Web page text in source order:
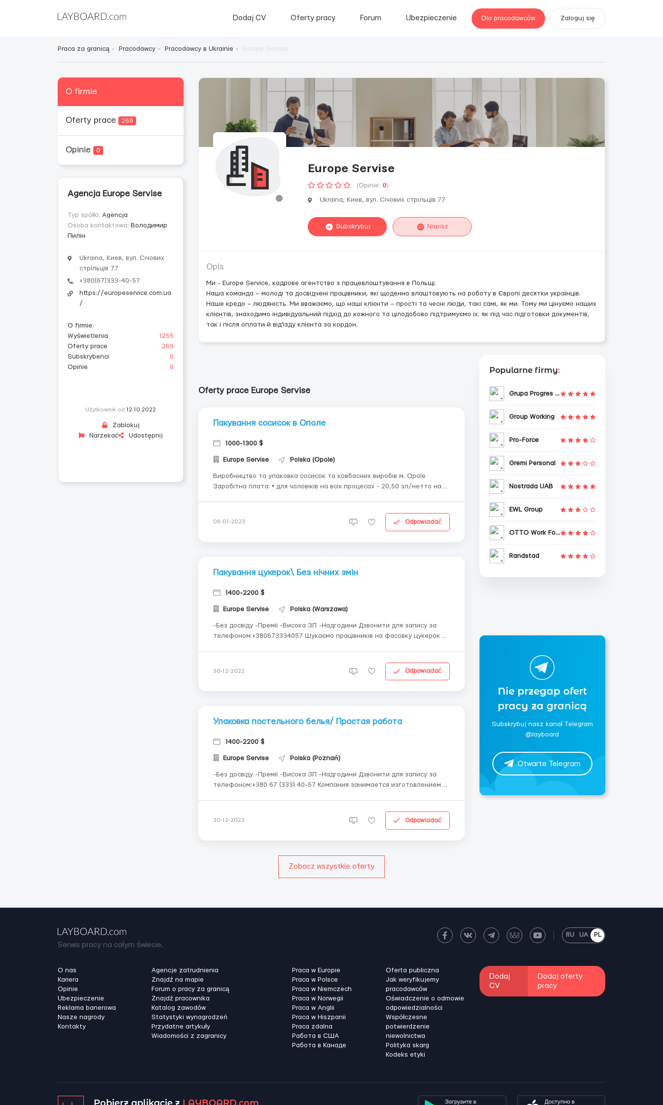
Dodaj CV Oferty pracy Forum Ubezpieczenie Dla pracodawców Zaloguj się
Praca za granicą Pracodawcy Pracodawcy в Ukrainie
O firmie
Oferty prace 269
Opinie 0
Agencja Europe Servise
Typ spółki: Agencja
Osoba kontaktowa: Володимир
Пилін
Ukraina, Киев, вул. Січових
стрільців 77
+380(67)333-40-57
https://europeservice.com.ua
/
O firmie:
Wyświetlenia
1255
Oferty prace
269
Subskrybenci
0
Opinie
0
Użytkownik od 12.10.2022
Zablokuj
Narzekać
Udostępnij
Europe Servise
(Opinie: 0)
Ukraina, Киев, вул. Січових стрільців 77
Subskrybuj Napisz
Opis
Ми - Europe Service, кадрове агентство з працевлаштування в Польщі.
Наша команда – молоді та досвідчені працівники, які щоденно влаштовують на роботу в Європі десятки українців.
Наше кредо – людяність. Ми вважаємо, що наші клієнти – прості та чесні люди, такі самі, як ми. Тому ми цінуємо наших
клієнтів, знаходимо індивідуальний підхід до кожного та цілодобово підтримуємо їх: як під час підготовки документів,
так і після оплати й від'їзду клієнта за кордон.
Oferty prace Europe Servise
Пакування сосисок в Ополе
1000-1300 $
Europe Servise Polska (Opole)
Виробництво та упаковка сосисок та ковбасних виробів м. Opole
Заробітна плата: • для чоловіків на всіх процесах - 20,50 зл/нетто на
06-01-2023 Odpowiadać
Пакування цукерок\ Без нічних змін
1400-2200 $
Europe Servise Polska (Warszawa)
-Без досвіду -Премії -Висока ЗП -Надгодини Дзвонити для запису за
телефоном:+380673334057 Шукаємо працівників на фасовку цукерок
30-12-2022 Odpowiadać
Упаковка постельного белья/ Простая работа
1400-2200 $
Europe Servise Polska (Poznań)
-Без досвіду -Премії -Висока ЗП -Надгодини Дзвонити для запису за
телефоном:+380 67 (333) 40-57 Компания занимается изготовлением
30-12-2022 Odpowiadać
Zobacz wszystkie oferty
Popularne firmy:
Grupa Progres Sp. z o.o.
Group Working
Pro-Force
Gremi Personal
Nostrada UAB
EWL Group
OTTO Work Force
Randstad
Nie przegap ofert
pracy za granicą
Subskrybuj nasz kanał Telegram
@layboard
Otwarte Telegram
Serwis pracy na całym świecie.
RU UA PL
O nas
Kariera
Opinie
Ubezpieczenie
Reklama banerowa
Nasze nagrody
Kontakty
Agencje zatrudnienia
Znajdź na mapie
Forum o pracy za granicą
Znajdź pracownika
Katalog zawodów
Statystyki wynagrodzeń
Przydatne artykuły
Wiadomości z zagranicy
Praca w Europie
Praca w Polsce
Praca w Niemczech
Praca w Norwegii
Praca w Anglii
Praca w Hiszpanii
Praca zdalna
Работа в США
Работа в Канадe
Oferta publiczna
Jak weryfikujemy
pracodawców
Oświadczenie o odmowie
odpowiedzialności
Współczesne
potwierdzenie
niewolnictwa
Polityka skarg
Kodeks etyki
Dodaj
CV
Dodaj oferty
pracy